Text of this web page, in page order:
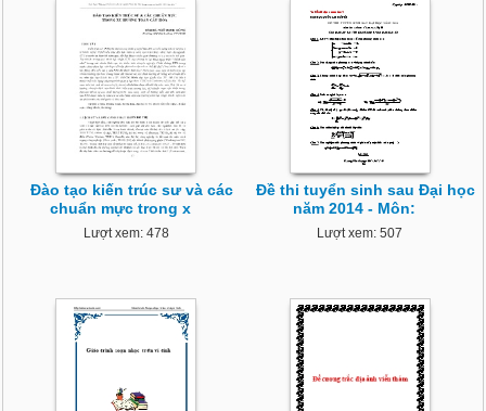
Đào tạo kiến trúc sư và các
chuẩn mực trong x
Lượt xem: 478
Đề thi tuyển sinh sau Đại học
năm 2014 - Môn:
Lượt xem: 507